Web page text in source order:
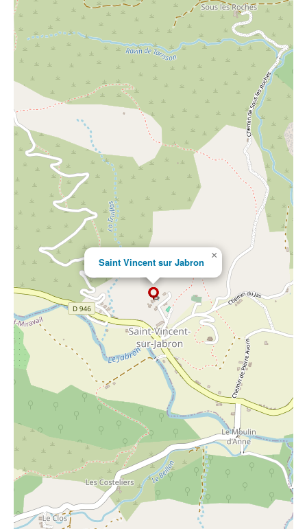
Saint Vincent sur Jabron
×